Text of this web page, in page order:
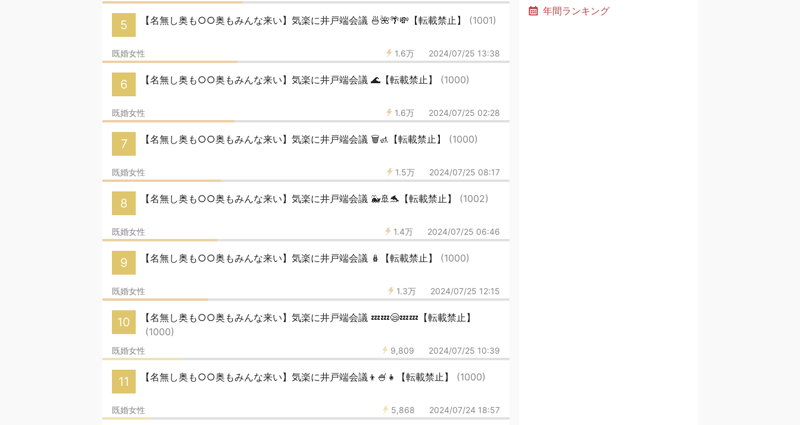
5 【名無し奥も○○奥もみんな来い】気楽に井戸端会議 🍜🌺🌴💸【転載禁止】 (1001)
1.6万 2024/07/25 13:38
既婚女性
6 【名無し奥も○○奥もみんな来い】気楽に井戸端会議 🌊【転載禁止】 (1000)
1.6万 2024/07/25 02:28
既婚女性
7 【名無し奥も○○奥もみんな来い】気楽に井戸端会議 🗑🚮【転載禁止】 (1000)
1.5万 2024/07/25 08:17
既婚女性
8 【名無し奥も○○奥もみんな来い】気楽に井戸端会議 🐳🚢🐬【転載禁止】 (1002)
1.4万 2024/07/25 06:46
既婚女性
9 【名無し奥も○○奥もみんな来い】気楽に井戸端会議 🪆【転載禁止】 (1000)
1.3万 2024/07/25 12:15
既婚女性
10
【名無し奥も○○奥もみんな来い】気楽に井戸端会議 💤💤😪💤💤【転載禁止】
(1000)
9,809 2024/07/25 10:39
既婚女性
11 【名無し奥も○○奥もみんな来い】気楽に井戸端会議👦🍧👧【転載禁止】 (1000)
5,868 2024/07/24 18:57
既婚女性
年間ランキング